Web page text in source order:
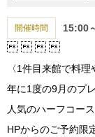
開催時間 15:00
〈1件目来館で料
年に1度の9月のプ
人気のハーフコー
HPからのご予約限